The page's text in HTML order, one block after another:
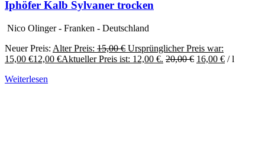
Iphöfer Kalb Sylvaner trocken
Nico Olinger - Franken - Deutschland
Neuer Preis: Alter Preis: 15,00€ Ursprünglicher Preis war:
15,00 €12,00 €Aktueller Preis ist: 12,00 €. 20,00€ 16,00 € /l
Weiterlesen